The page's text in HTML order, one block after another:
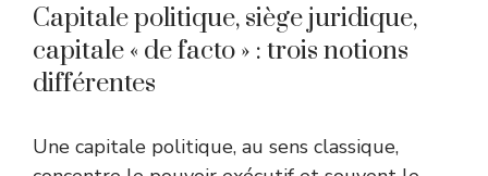
Capitale politique, siège juridique,
capitale « de facto » : trois notions
différentes
Une capitale politique, au sens classique,